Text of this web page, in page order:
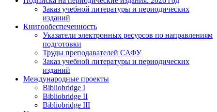
Заказ учебной литературы и периодических
изданий
Книгообеспеченность
Указатели электронных ресурсов по направлениям
подготовки
Труды преподавателей САФУ
Заказ учебной литературы и периодических
изданий
Международные проекты
Bibliobridge I
Bibliobridge II
Bibliobridge III